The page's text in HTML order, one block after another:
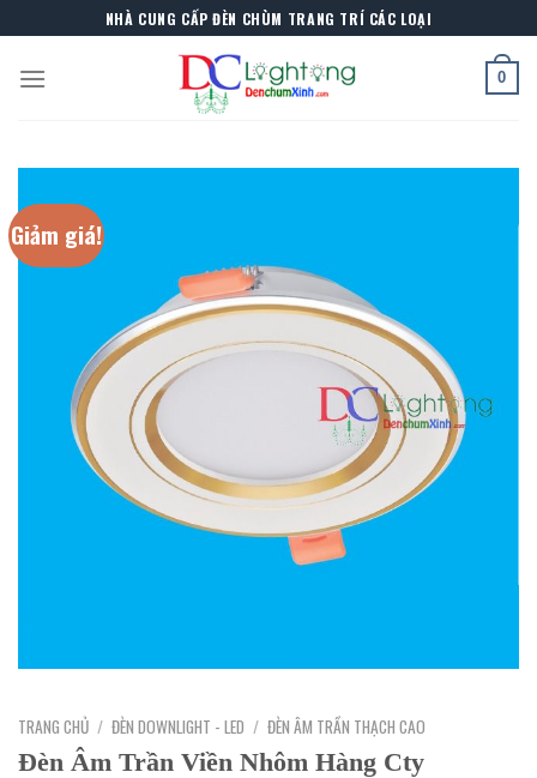
to
content
NHÀ CUNG CẤP ĐÈN CHÙM TRANG TRÍ CÁC LOẠI
0
Giảm giá!
TRANG CHỦ / ĐÈN DOWNLIGHT - LED / ĐÈN ÂM TRẦN THẠCH CAO
Đèn Âm Trần Viền Nhôm Hàng Cty